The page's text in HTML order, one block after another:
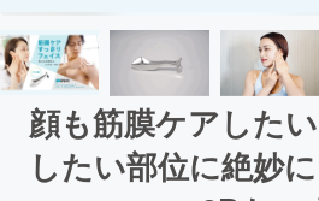
顔も筋膜ケアした
したい部位に絶妙